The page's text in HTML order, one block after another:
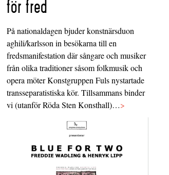
för fred
På nationaldagen bjuder konstnärsduon
aghili/karlsson in besökarna till en
fredsmanifestation där sångare och musiker
från olika traditioner såsom folkmusik och
opera möter Konstgruppen Fuls nystartade
transseparatistiska kör. Tillsammans binder
vi (utanför Röda Sten Konsthall)…>